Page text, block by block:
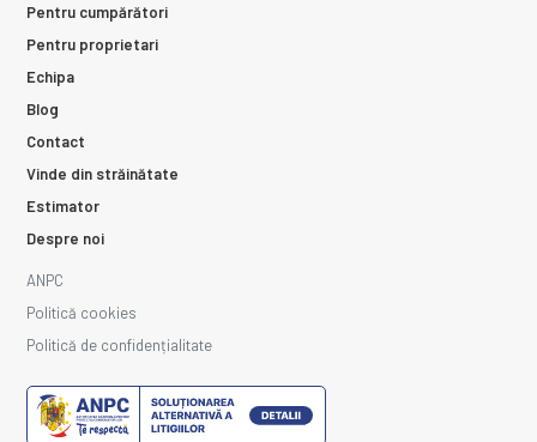
Pentru cumpărători
Pentru proprietari
Echipa
Blog
Contact
Vinde din străinătate
Estimator
Despre noi
ANPC
Politică cookies
Politică de confidențialitate